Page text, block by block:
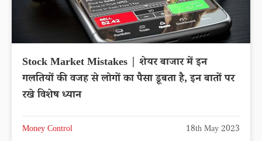
Stock Market Mistakes | शेयर बाजार में इन
गलतियों की वजह से लोगों का पैसा डूबता है, इन बातों पर
रखे विशेष ध्यान
Money Control 18th May 2023